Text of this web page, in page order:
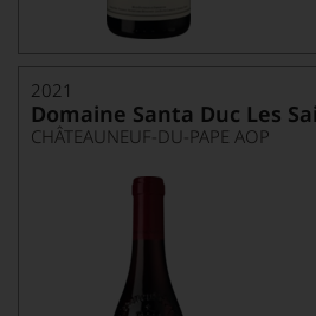
2021
Domaine Santa Duc Les
CHÂTEAUNEUF-DU-PAPE AOP